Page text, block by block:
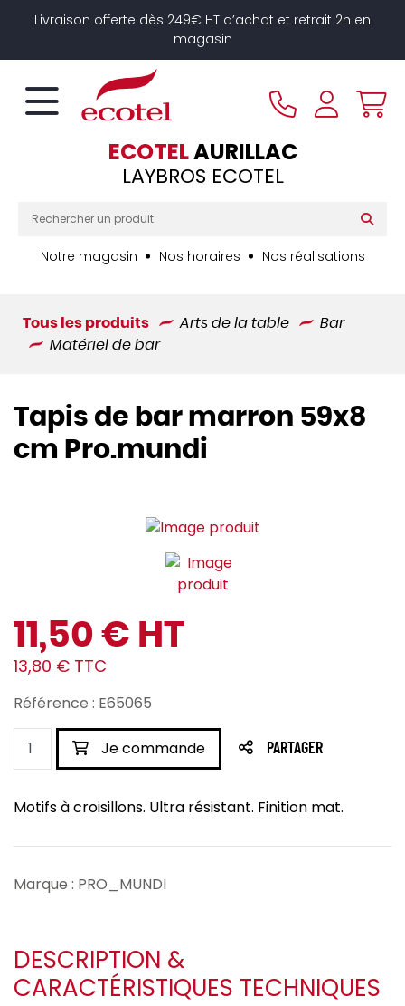
Livraison offerte dès 249€ HT d’achat et retrait 2h en
magasin
ECOTELAURILLAC
LAYBROS ECOTEL
Notre magasin Nos horaires Nos réalisations
Tous les produits Arts de la table
Bar
Matériel de bar
Tapis de bar marron 59x8
cm Pro.mundi
11,50 € HT
13,80 € TTC
Référence : E65065
Je commande PARTAGER
Motifs à croisillons. Ultra résistant. Finition mat.
Marque : PRO_MUNDI
DESCRIPTION &
CARACTÉRISTIQUES TECHNIQUES
Panneau de gestion des cookies